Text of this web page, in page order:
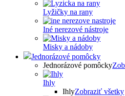
Lyžičky na rany
Iné nerezové nástroje
Misky a nádoby
Jednorázové pomôcky
Jednorázové pomôcky
Ihly
IhlyZobraziť všetky